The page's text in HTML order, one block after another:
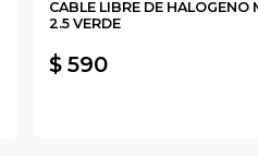
CABLE LIBRE DE HALOGENO
2.5 VERDE
$ 590